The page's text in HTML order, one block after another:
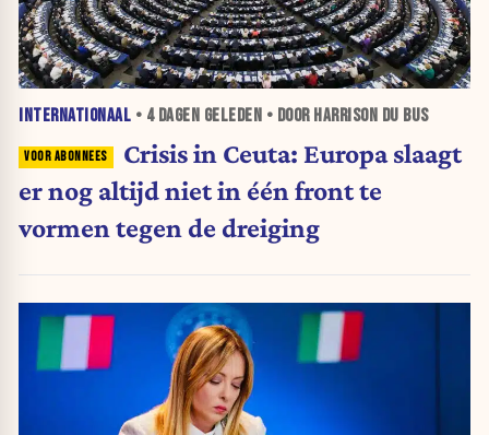
INTERNATIONAAL • 4 DAGEN GELEDEN • DOOR HARRISON DU BUS
Crisis in Ceuta: Europa slaagt
er nog altijd niet in één front te
vormen tegen de dreiging